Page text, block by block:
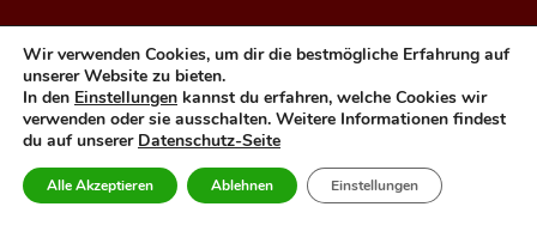
Wir verwenden Cookies, um dir die bestmögliche Erfahrung auf
unserer Website zu bieten.
In den Einstellungen kannst du erfahren, welche Cookies wir
verwenden oder sie ausschalten. Weitere Informationen findest
du auf unserer Datenschutz-Seite
Alle Akzeptieren Ablehnen Einstellungen